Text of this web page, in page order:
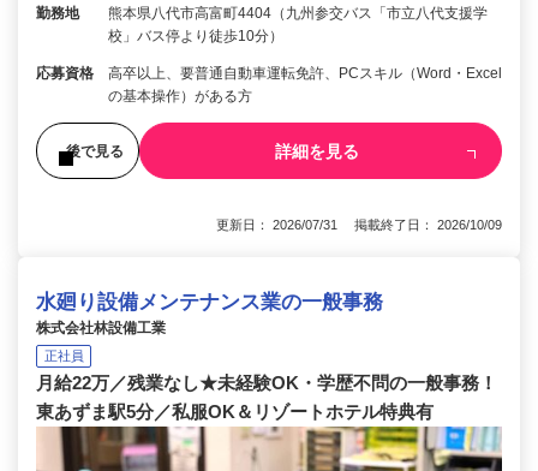
勤務地
熊本県八代市高富町4404（九州参交バス「市立八代支援学
校」バス停より徒歩10分）
応募資格
高卒以上、要普通自動車運転免許、PCスキル（Word・Excel
の基本操作）がある方
後で見る 詳細を見る
更新日： 2026/07/31 掲載終了日： 2026/10/09
水廻り設備メンテナンス業の一般事務
株式会社林設備工業
正社員
月給22万／残業なし★未経験OK・学歴不問の一般事務！
東あずま駅5分／私服OK＆リゾートホテル特典有